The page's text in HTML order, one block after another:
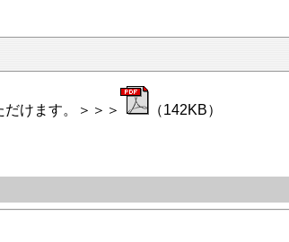
けます。＞＞＞ （142KB）